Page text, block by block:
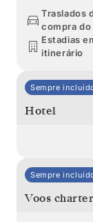
Traslados
compra
Estadias
itinerário
Sempre
Hotel
Sempre
Voos charter